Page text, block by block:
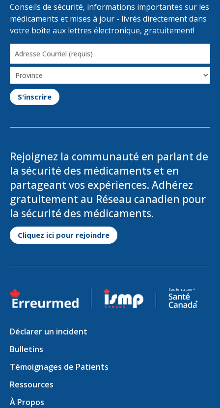
Conseils de sécurité, informations importantes sur les
médicaments et mises à jour - livrés directement dans
votre boîte aux lettres électronique, gratuitement!
Adresse
Courriel(Required)
Province
(optional)
Rejoignez la communauté en parlant de
la sécurité des médicaments et en
partageant vos expériences. Adhérez
gratuitement au Réseau canadien pour
la sécurité des médicaments.
Cliquez ici pour rejoindreS'ouvre dans un nouvel onglet
Soutenu par*
S'ouvre dans un nouvel
Déclarer un incident
Bulletins
Témoignages de Patients
Ressources
À Propos